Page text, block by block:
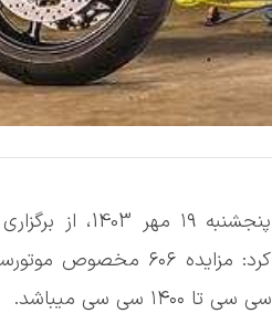
سعید غلامی باغی